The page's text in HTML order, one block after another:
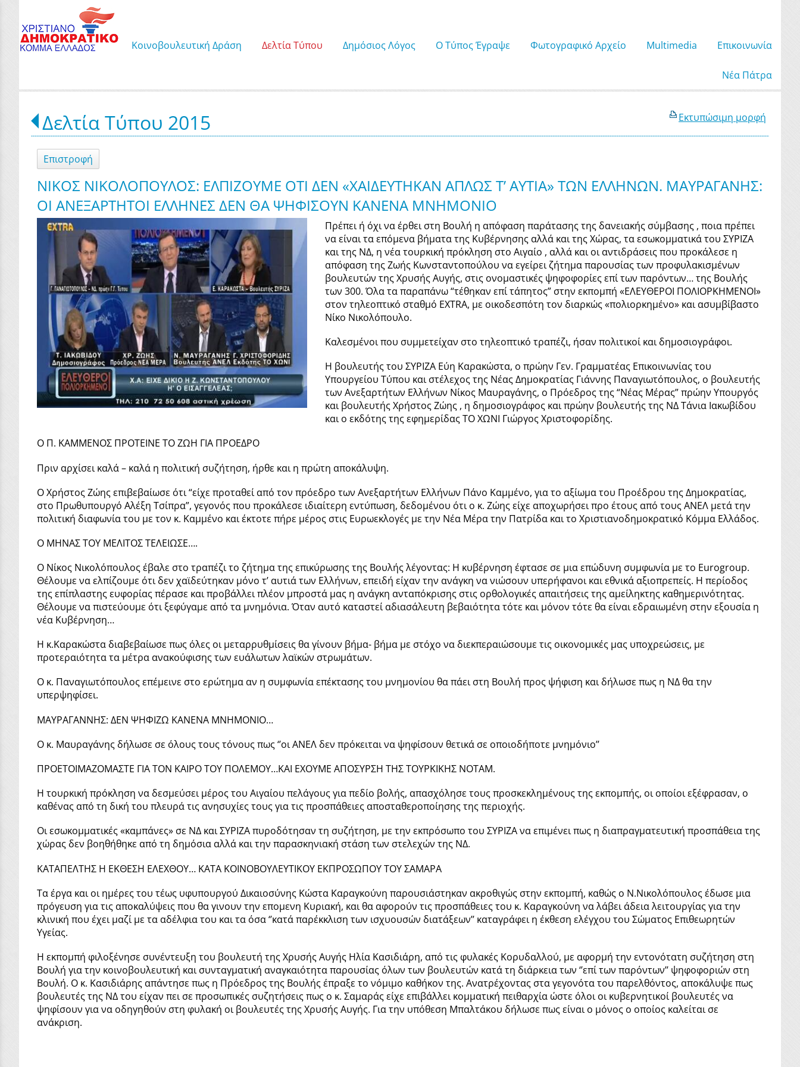
Κοινοβουλευτική Δράση Δελτία Τύπου Δημόσιος Λόγος Ο Τύπος Έγραψε Φωτογραφικό Αρχείο Μultimedia Επικοινωνία
Νέα Πάτρα
Εκτυπώσιμη μορφή
Δελτία Τύπου 2015
Επιστροφή
ΝΙΚΟΣ ΝΙΚΟΛΟΠΟΥΛΟΣ: ΕΛΠΙΖΟΥΜΕ ΟΤΙ ΔΕΝ «ΧΑΙΔΕΥΤΗΚΑΝ ΑΠΛΩΣ Τ’ ΑΥΤΙΑ» ΤΩΝ ΕΛΛΗΝΩΝ. ΜΑΥΡΑΓΑΝΗΣ:
ΟΙ ΑΝΕΞΑΡΤΗΤΟΙ ΕΛΛΗΝΕΣ ΔΕΝ ΘΑ ΨΗΦΙΣΟΥΝ ΚΑΝΕΝΑ ΜΝΗΜΟΝΙΟ
Πρέπει ή όχι να έρθει στη Βουλή η απόφαση παράτασης της δανειακής σύμβασης , ποια πρέπει
να είναι τα επόμενα βήματα της Κυβέρνησης αλλά και της Χώρας, τα εσωκομματικά του ΣΥΡΙΖΑ
και της ΝΔ, η νέα τουρκική πρόκληση στο Αιγαίο , αλλά και οι αντιδράσεις που προκάλεσε η
απόφαση της Ζωής Κωνσταντοπούλου να εγείρει ζήτημα παρουσίας των προφυλακισμένων
βουλευτών της Χρυσής Αυγής, στις ονομαστικές ψηφοφορίες επί των παρόντων… της Βουλής
των 300. Όλα τα παραπάνω “τέθηκαν επί τάπητος” στην εκπομπή «ΕΛΕΥΘΕΡΟΙ ΠΟΛΙΟΡΚΗΜΕΝΟΙ»
στον τηλεοπτικό σταθμό EXTRA, με οικοδεσπότη τον διαρκώς «πολιορκημένο» και ασυμβίβαστο
Νίκο Νικολόπουλο.
Καλεσμένοι που συμμετείχαν στο τηλεοπτικό τραπέζι, ήσαν πολιτικοί και δημοσιογράφοι.
Η βουλευτής του ΣΥΡΙΖΑ Εύη Καρακώστα, ο πρώην Γεν. Γραμματέας Επικοινωνίας του
Υπουργείου Τύπου και στέλεχος της Νέας Δημοκρατίας Γιάννης Παναγιωτόπουλος, ο βουλευτής
των Ανεξαρτήτων Ελλήνων Νίκος Μαυραγάνης, ο Πρόεδρος της “Νέας Μέρας” πρώην Υπουργός
και βουλευτής Χρήστος Ζώης , η δημοσιογράφος και πρώην βουλευτής της ΝΔ Τάνια Ιακωβίδου
και ο εκδότης της εφημερίδας ΤΟ ΧΩΝΙ Γιώργος Χριστοφορίδης.
Ο Π. ΚΑΜΜΕΝΟΣ ΠΡΟΤΕΙΝΕ ΤΟ ΖΩΗ ΓΙΑ ΠΡΟΕΔΡΟ
Πριν αρχίσει καλά – καλά η πολιτική συζήτηση, ήρθε και η πρώτη αποκάλυψη.
Ο Χρήστος Ζώης επιβεβαίωσε ότι “είχε προταθεί από τον πρόεδρο των Ανεξαρτήτων Ελλήνων Πάνο Καμμένο, για το αξίωμα του Προέδρου της Δημοκρατίας,
στο Πρωθυπουργό Αλέξη Τσίπρα”, γεγονός που προκάλεσε ιδιαίτερη εντύπωση, δεδομένου ότι ο κ. Ζώης είχε αποχωρήσει προ έτους από τους ΑΝΕΛ μετά την
πολιτική διαφωνία του με τον κ. Καμμένο και έκτοτε πήρε μέρος στις Ευρωεκλογές με την Νέα Μέρα την Πατρίδα και το Χριστιανοδημοκρατικό Κόμμα Ελλάδος.
Ο ΜΗΝΑΣ ΤΟΥ ΜΕΛΙΤΟΣ ΤΕΛΕΙΩΣΕ….
Ο Νίκος Νικολόπουλος έβαλε στο τραπέζι το ζήτημα της επικύρωσης της Βουλής λέγοντας: Η κυβέρνηση έφτασε σε μια επώδυνη συμφωνία με το Eurogroup.
Θέλουμε να ελπίζουμε ότι δεν χαϊδεύτηκαν μόνο τ’ αυτιά των Ελλήνων, επειδή είχαν την ανάγκη να νιώσουν υπερήφανοι και εθνικά αξιοπρεπείς. Η περίοδος
της επίπλαστης ευφορίας πέρασε και προβάλλει πλέον μπροστά μας η ανάγκη ανταπόκρισης στις ορθολογικές απαιτήσεις της αμείληκτης καθημερινότητας.
Θέλουμε να πιστεύουμε ότι ξεφύγαμε από τα μνημόνια. Όταν αυτό καταστεί αδιασάλευτη βεβαιότητα τότε και μόνον τότε θα είναι εδραιωμένη στην εξουσία η
νέα Κυβέρνηση…
Η κ.Καρακώστα διαβεβαίωσε πως όλες οι μεταρρυθμίσεις θα γίνουν βήμα- βήμα με στόχο να διεκπεραιώσουμε τις οικονομικές μας υποχρεώσεις, με
προτεραιότητα τα μέτρα ανακούφισης των ευάλωτων λαϊκών στρωμάτων.
Ο κ. Παναγιωτόπουλος επέμεινε στο ερώτημα αν η συμφωνία επέκτασης του μνημονίου θα πάει στη Βουλή προς ψήφιση και δήλωσε πως η ΝΔ θα την
υπερψηφίσει.
ΜΑΥΡΑΓΑΝΝΗΣ: ΔΕΝ ΨΗΦΙΖΩ ΚΑΝΕΝΑ ΜΝΗΜΟΝΙΟ…
Ο κ. Μαυραγάνης δήλωσε σε όλους τους τόνους πως ‘’οι ΑΝΕΛ δεν πρόκειται να ψηφίσουν θετικά σε οποιοδήποτε μνημόνιο’’
ΠΡΟΕΤΟΙΜΑΖΟΜΑΣΤΕ ΓΙΑ ΤΟΝ ΚΑΙΡΟ ΤΟΥ ΠΟΛΕΜΟΥ…ΚΑΙ ΕΧΟΥΜΕ ΑΠΟΣΥΡΣΗ ΤΗΣ ΤΟΥΡΚΙΚΗΣ ΝΟΤΑΜ.
Η τουρκική πρόκληση να δεσμεύσει μέρος του Αιγαίου πελάγους για πεδίο βολής, απασχόλησε τους προσκεκλημένους της εκπομπής, οι οποίοι εξέφρασαν, ο
καθένας από τη δική του πλευρά τις ανησυχίες τους για τις προσπάθειες αποσταθεροποίησης της περιοχής.
Οι εσωκομματικές «καμπάνες» σε ΝΔ και ΣΥΡΙΖΑ πυροδότησαν τη συζήτηση, με την εκπρόσωπο του ΣΥΡΙΖΑ να επιμένει πως η διαπραγματευτική προσπάθεια της
χώρας δεν βοηθήθηκε από τη δημόσια αλλά και την παρασκηνιακή στάση των στελεχών της ΝΔ.
ΚΑΤΑΠΕΛΤΗΣ Η ΕΚΘΕΣΗ ΕΛΕΧΘΟΥ… ΚΑΤΑ ΚΟΙΝΟΒΟΥΛΕΥΤΙΚΟΥ ΕΚΠΡΟΣΩΠΟΥ ΤΟΥ ΣΑΜΑΡΑ
Τα έργα και οι ημέρες του τέως υφυπουργού Δικαιοσύνης Κώστα Καραγκούνη παρουσιάστηκαν ακροθιγώς στην εκπομπή, καθώς ο Ν.Νικολόπουλος έδωσε μια
πρόγευση για τις αποκαλύψεις που θα γινουν την επομενη Κυριακή, και θα αφορούν τις προσπάθειες του κ. Καραγκούνη να λάβει άδεια λειτουργίας για την
κλινική που έχει μαζί με τα αδέλφια του και τα όσα ‘’κατά παρέκκλιση των ισχυουσών διατάξεων’’ καταγράφει η έκθεση ελέγχου του Σώματος Επιθεωρητών
Υγείας.
Η εκπομπή φιλοξένησε συνέντευξη του βουλευτή της Χρυσής Αυγής Ηλία Κασιδιάρη, από τις φυλακές Κορυδαλλού, με αφορμή την εντονότατη συζήτηση στη
Βουλή για την κοινοβουλευτική και συνταγματική αναγκαιότητα παρουσίας όλων των βουλευτών κατά τη διάρκεια των ‘’επί των παρόντων’’ ψηφοφοριών στη
Βουλή. Ο κ. Κασιδιάρης απάντησε πως η Πρόεδρος της Βουλής έπραξε το νόμιμο καθήκον της. Ανατρέχοντας στα γεγονότα του παρελθόντος, αποκάλυψε πως
βουλευτές της ΝΔ του είχαν πει σε προσωπικές συζητήσεις πως ο κ. Σαμαράς είχε επιβάλλει κομματική πειθαρχία ώστε όλοι οι κυβερνητικοί βουλευτές να
ψηφίσουν για να οδηγηθούν στη φυλακή οι βουλευτές της Χρυσής Αυγής. Για την υπόθεση Μπαλτάκου δήλωσε πως είναι ο μόνος ο οποίος καλείται σε
ανάκριση.